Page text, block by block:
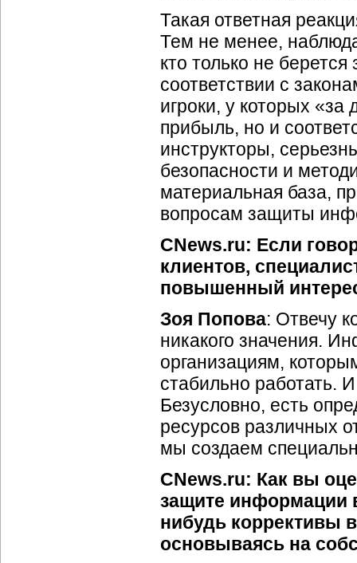
Такая ответная
Тем не менее,
кто только не
соответствии с
игроки, у которых «за
прибыль, но и
инструкторы,
безопасности и
материальная база,
вопросам защиты
CNews.ru: Если
клиентов,
повышенный
Зоя Попова: Отвечу
никакого значения.
организациям,
стабильно работать.
Безусловно, есть
ресурсов различных
мы создаем
CNews.ru: Как вы
защите информации
нибудь коррективы
основываясь на